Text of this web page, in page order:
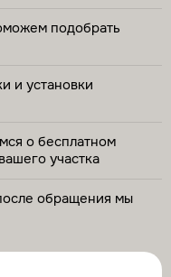
подобрать
и установки
о бесплатном
участка
обращения мы